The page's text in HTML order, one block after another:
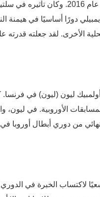
أدى نجاح ديمبيلي في فولهام إلى انتقاله
دورًا أساسيًا في هيمنة
الأخرى. لقد جعلته
إلى أولمبيك ليون (ليون) في
الأوروبية. في ليون،
مدريد، سعيًا لاكتساب الخبرة في